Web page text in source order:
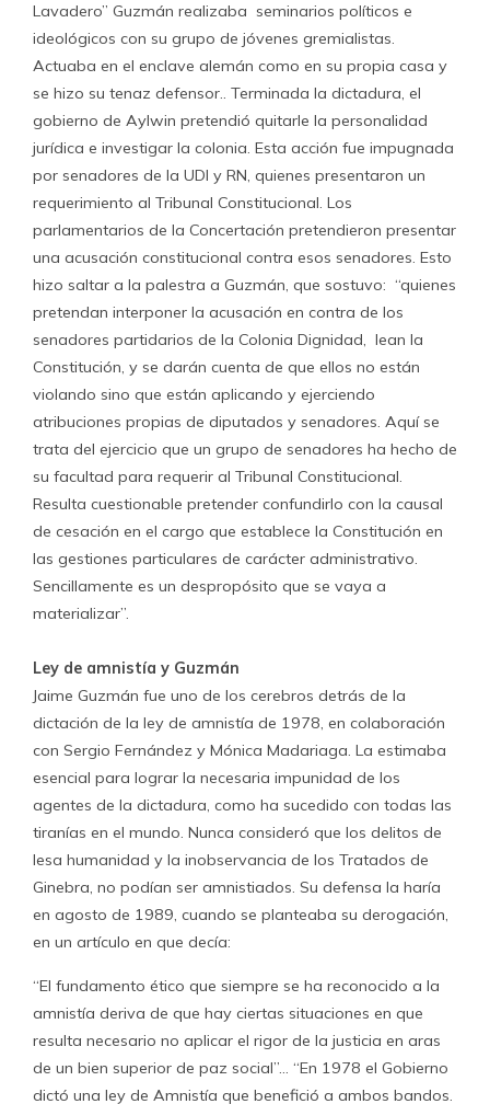
Lavadero” Guzmán realizaba seminarios políticos e
ideológicos con su grupo de jóvenes gremialistas.
Actuaba en el enclave alemán como en su propia casa y
se hizo su tenaz defensor.. Terminada la dictadura, el
gobierno de Aylwin pretendió quitarle la personalidad
jurídica e investigar la colonia. Esta acción fue impugnada
por senadores de la UDI y RN, quienes presentaron un
requerimiento al Tribunal Constitucional. Los
parlamentarios de la Concertación pretendieron presentar
una acusación constitucional contra esos senadores. Esto
hizo saltar a la palestra a Guzmán, que sostuvo: “quienes
pretendan interponer la acusación en contra de los
senadores partidarios de la Colonia Dignidad, lean la
Constitución, y se darán cuenta de que ellos no están
violando sino que están aplicando y ejerciendo
atribuciones propias de diputados y senadores. Aquí se
trata del ejercicio que un grupo de senadores ha hecho de
su facultad para requerir al Tribunal Constitucional.
Resulta cuestionable pretender confundirlo con la causal
de cesación en el cargo que establece la Constitución en
las gestiones particulares de carácter administrativo.
Sencillamente es un despropósito que se vaya a
materializar”.
Ley de amnistía y Guzmán
Jaime Guzmán fue uno de los cerebros detrás de la
dictación de la ley de amnistía de 1978, en colaboración
con Sergio Fernández y Mónica Madariaga. La estimaba
esencial para lograr la necesaria impunidad de los
agentes de la dictadura, como ha sucedido con todas las
tiranías en el mundo. Nunca consideró que los delitos de
lesa humanidad y la inobservancia de los Tratados de
Ginebra, no podían ser amnistiados. Su defensa la haría
en agosto de 1989, cuando se planteaba su derogación,
en un artículo en que decía:
“El fundamento ético que siempre se ha reconocido a la
amnistía deriva de que hay ciertas situaciones en que
resulta necesario no aplicar el rigor de la justicia en aras
de un bien superior de paz social”… “En 1978 el Gobierno
dictó una ley de Amnistía que benefició a ambos bandos.